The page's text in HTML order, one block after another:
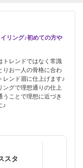
リング♪初めての方や
トレンドではなく常識
りお一人の骨格に合わ
レンド眉に仕上げます♪
ングで理想通りの仕上
ことで理想に近づき
♪
スタ